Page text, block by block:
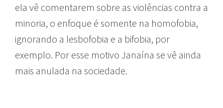
ela vê comentarem sobre as violências contra a
minoria, o enfoque é somente na homofobia,
ignorando a lesbofobia e a bifobia, por
exemplo. Por esse motivo Janaína se vê ainda
mais anulada na sociedade.